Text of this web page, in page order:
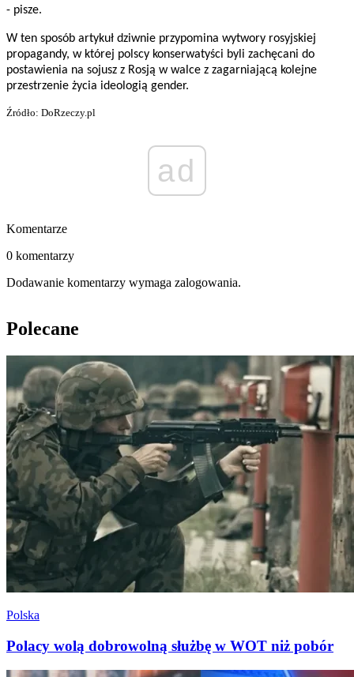
- pisze.
W ten sposób artykuł dziwnie przypomina wytwory rosyjskiej
propagandy, w której polscy konserwatyści byli zachęcani do
postawienia na sojusz z Rosją w walce z zagarniającą kolejne
przestrzenie życia ideologią gender.
Źródło: DoRzeczy.pl
ad
Komentarze
0 komentarzy
Dodawanie komentarzy wymaga zalogowania.
Polecane
Polska
Polacy wolą dobrowolną służbę w WOT niż pobór